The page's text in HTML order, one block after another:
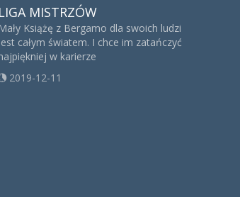
LIGA MISTRZÓW
Mały Książę z Bergamo dla swoich ludzi
jest całym światem. I chce im zatańczyć
w karierze
2019-12-11